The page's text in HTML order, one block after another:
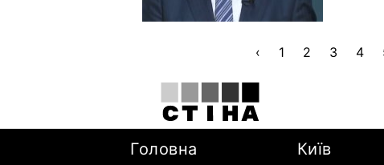
‹ 1 2 3 4
Головна Київ